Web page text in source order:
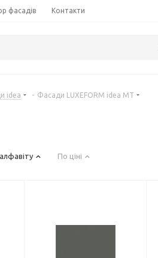
фасадів Контакти
idea - Фасади LUXEFORМ idea MT
По ціні